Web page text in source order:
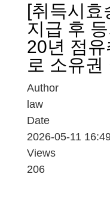
[취득시효
지급 후
20년 점
로 소유권
Author
law
Date
2026-05-11
Views
206